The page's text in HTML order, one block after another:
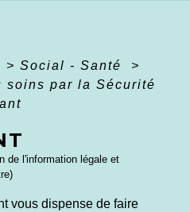
> Social - Santé
>
soins par la Sécurité
de l'information légale et
vous dispense de faire